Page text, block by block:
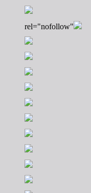
rel="nofollow"